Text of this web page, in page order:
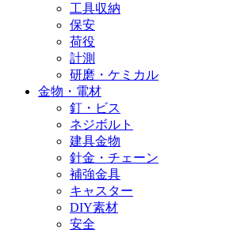
工具収納
保安
荷役
計測
研磨・ケミカル
金物・電材
釘・ビス
ネジボルト
建具金物
針金・チェーン
補強金具
キャスター
DIY素材
安全